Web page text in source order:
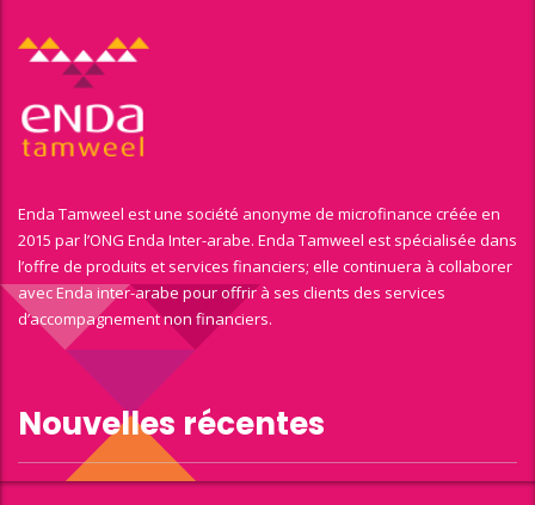
Enda Tamweel est une société anonyme de microfinance créée en
2015 par l’ONG Enda Inter-arabe. Enda Tamweel est spécialisée dans
l’offre de produits et services financiers; elle continuera à collaborer
avec Enda inter-arabe pour offrir à ses clients des services
d’accompagnement non financiers.
Nouvelles récentes